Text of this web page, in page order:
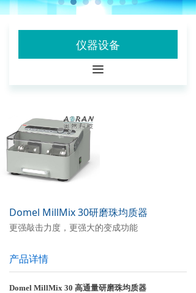
联系我们
诚聘英才
公司新闻
Domel MillMix 30研磨珠均质器
Domel MillMix 30 高通量研磨珠均质器
更强敲击力度，更强大的变成功能
产品详情
仪器设备
끀